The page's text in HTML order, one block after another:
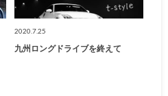
2020.7.25
九州ロングドライブを終えて